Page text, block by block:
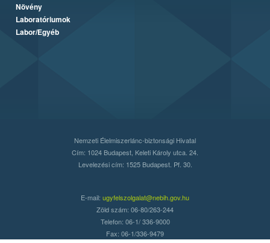
Növény
Laboratóriumok
Labor/Egyéb
Nemzeti Élelmiszerlánc-biztonsági Hivatal
Cím: 1024 Budapest, Keleti Károly utca. 24.
Levelezési cím: 1525 Budapest. Pf. 30.
E-mail: ugyfelszolgalat@nebih.gov.hu
Zöld szám: 06-80/263-244
Telefon: 06-1/ 336-9000
Fax: 06-1/336-9479